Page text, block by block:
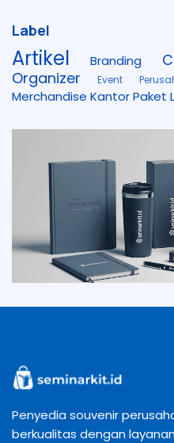
Label
Artikel Branding
Organizer
Event
Merchandise KantorPaket
Penyedia souvenir
berkualitas dengan